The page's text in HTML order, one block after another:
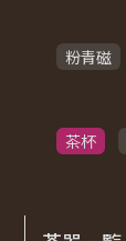
粉青磁
茶杯